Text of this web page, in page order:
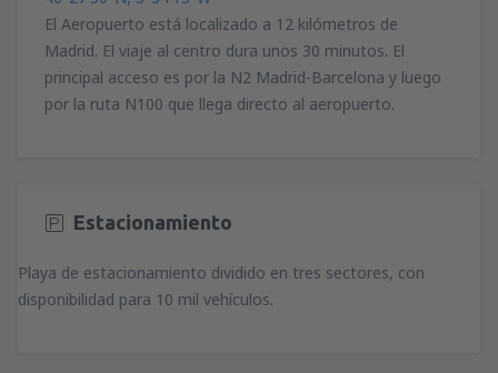
El Aeropuerto está localizado a 12 kilómetros de
Madrid. El viaje al centro dura unos 30 minutos. El
principal acceso es por la N2 Madrid-Barcelona y luego
por la ruta N100 que llega directo al aeropuerto.
Estacionamiento
Playa de estacionamiento dividido en tres sectores, con
disponibilidad para 10 mil vehículos.